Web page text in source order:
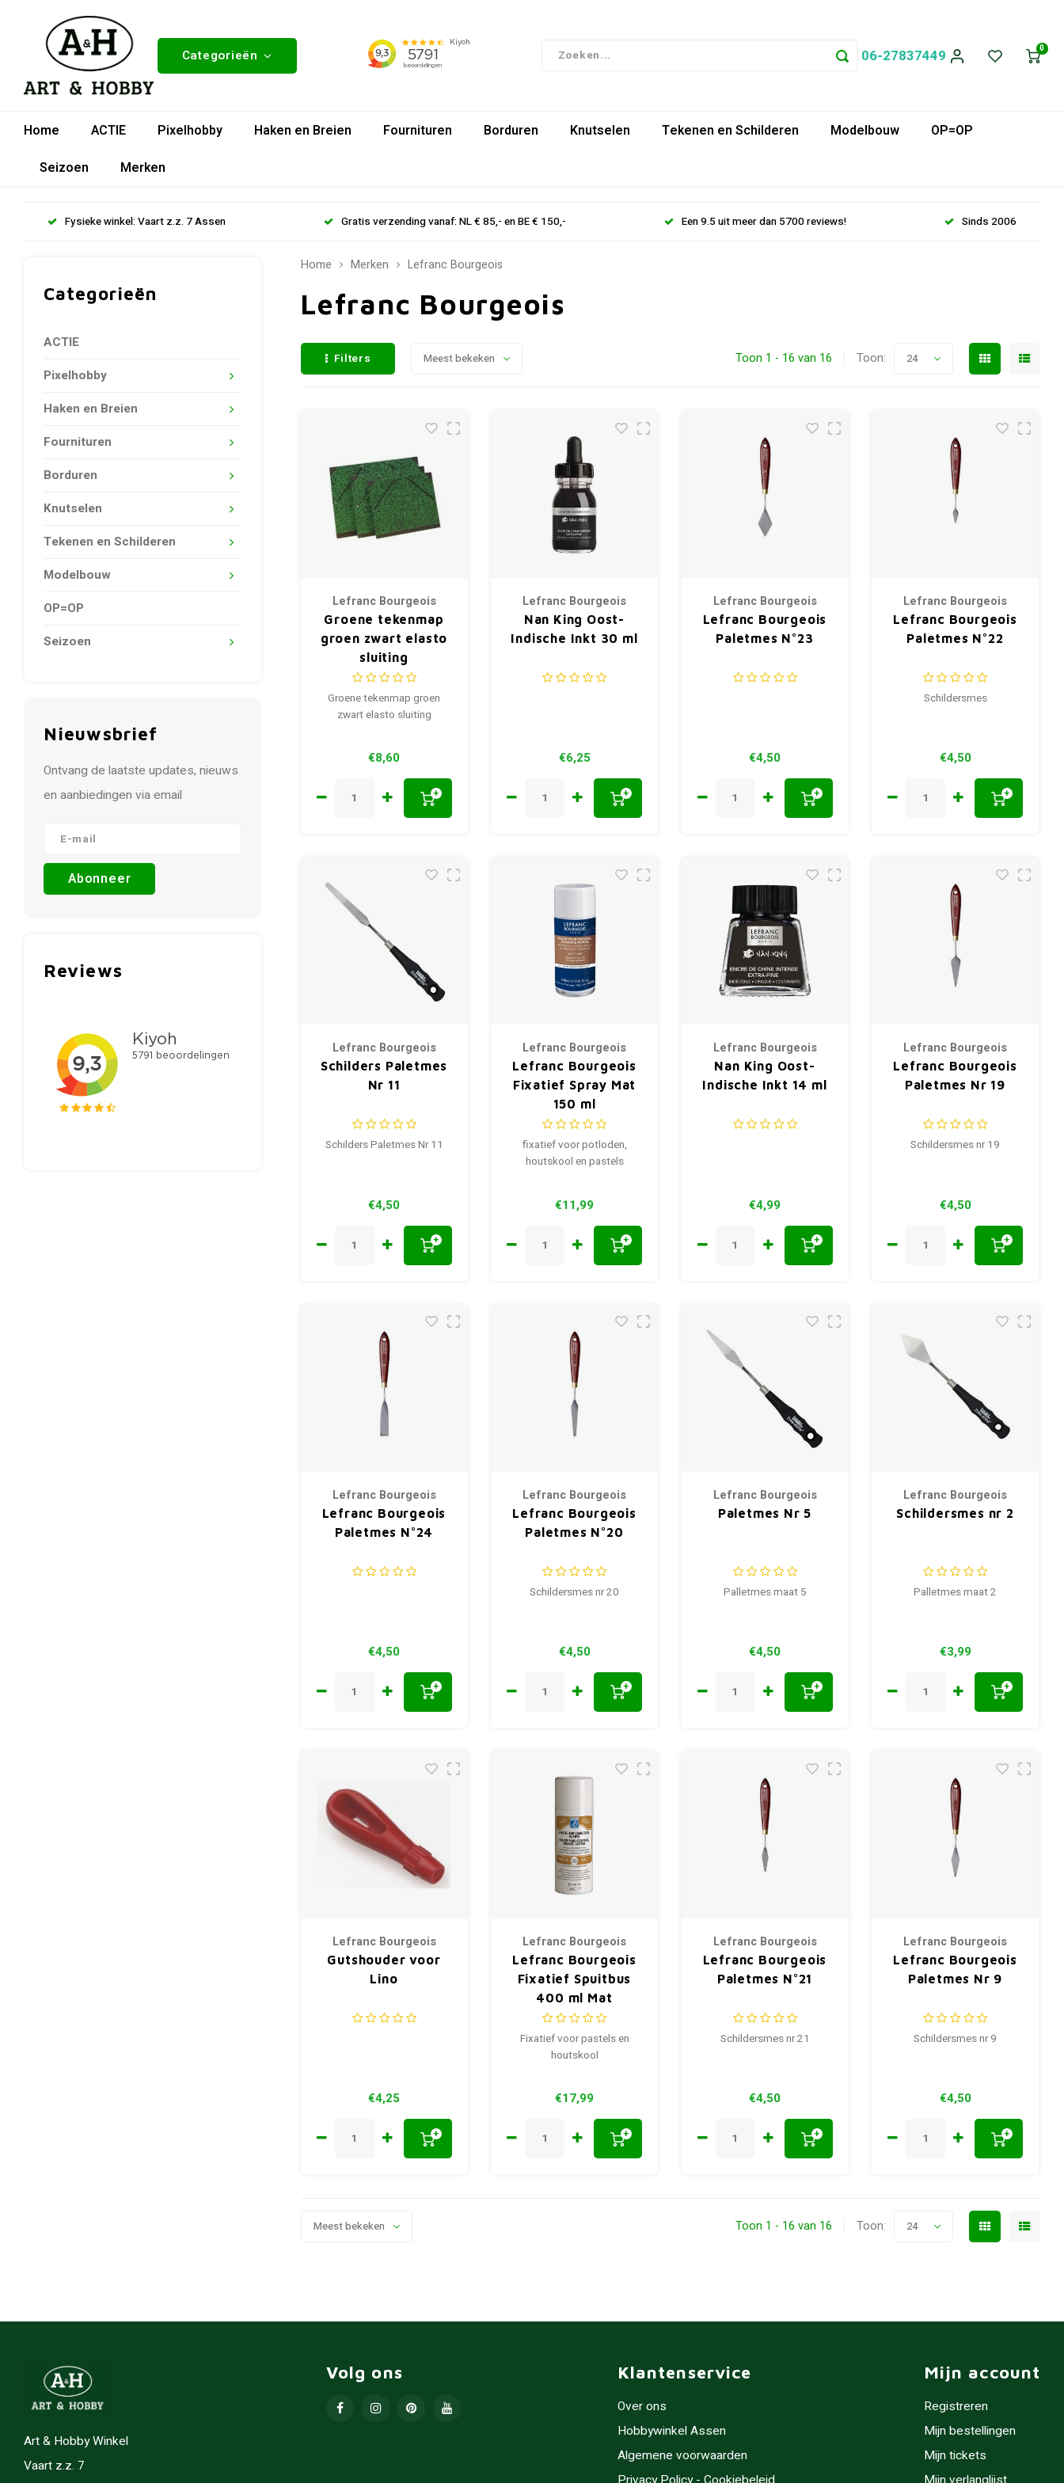
Categorieën 06-27837449 0
Home ACTIE Pixelhobby Haken en Breien Fournituren Borduren Knutselen Tekenen en Schilderen Modelbouw
OP=OP
Seizoen
Merken
Fysieke winkel: Vaart z.z. 7 Assen Gratis verzending vanaf: NL € 85,- en BE € 150,- Een 9.5 uit meer dan 5700 reviews! Sinds 2006
Categorieën
ACTIE
Pixelhobby
Haken en Breien
Fournituren
Borduren
Knutselen
Tekenen en Schilderen
Modelbouw
OP=OP
Seizoen
Nieuwsbrief
Ontvang de laatste updates, nieuws
en aanbiedingen via email
Abonneer
Reviews
Home Merken Lefranc Bourgeois
Lefranc Bourgeois
Filters Meest bekeken Toon 1 - 16 van 16 Toon: 24
Lefranc Bourgeois
Groene tekenmap
groen zwart elasto
sluiting
Groene tekenmap groen
zwart elasto sluiting
€8,60
+
Lefranc Bourgeois
Nan King Oost-
Indische Inkt 30 ml
€6,25
+
Lefranc Bourgeois
Lefranc Bourgeois
Paletmes N°23
€4,50
+
Lefranc Bourgeois
Lefranc Bourgeois
Paletmes N°22
Schildersmes
€4,50
+
Lefranc Bourgeois
Schilders Paletmes
Nr 11
Schilders Paletmes Nr 11
€4,50
+
Lefranc Bourgeois
Lefranc Bourgeois
Fixatief Spray Mat
150 ml
fixatief voor potloden,
houtskool en pastels
€11,99
+
Lefranc Bourgeois
Nan King Oost-
Indische Inkt 14 ml
€4,99
+
Lefranc Bourgeois
Lefranc Bourgeois
Paletmes Nr 19
Schildersmes nr 19
€4,50
+
Lefranc Bourgeois
Lefranc Bourgeois
Paletmes N°24
€4,50
+
Lefranc Bourgeois
Lefranc Bourgeois
Paletmes N°20
Schildersmes nr 20
€4,50
+
Lefranc Bourgeois
Paletmes Nr 5
Palletmes maat 5
€4,50
+
Lefranc Bourgeois
Schildersmes nr 2
Palletmes maat 2
€3,99
+
Lefranc Bourgeois
Gutshouder voor
Lino
€4,25
+
Lefranc Bourgeois
Lefranc Bourgeois
Fixatief Spuitbus
400 ml Mat
Fixatief voor pastels en
houtskool
€17,99
+
Lefranc Bourgeois
Lefranc Bourgeois
Paletmes N°21
Schildersmes nr 21
€4,50
+
Lefranc Bourgeois
Lefranc Bourgeois
Paletmes Nr 9
Schildersmes nr 9
€4,50
+
Meest bekeken Toon 1 - 16 van 16 Toon: 24
Art & Hobby Winkel
Vaart z.z. 7
Volg ons Klantenservice
Over ons
Hobbywinkel Assen
Algemene voorwaarden
Mijn account
Registreren
Mijn bestellingen
Mijn tickets